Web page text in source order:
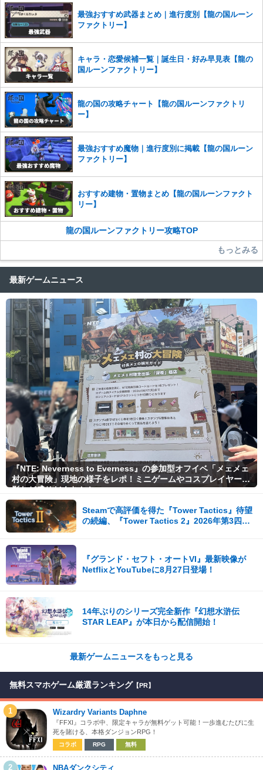
※一度削除したコメントは復元ができませんのでご注意くだ
さい。
また、過度な利用規約の違反や、弊社に損害の及ぶ内容の書き込みがあ
った場合は、法的措置をとらせていただく場合もございますので、あら
かじめご理解くださいませ。
最強おすすめ武器まとめ｜進行度別【龍の国ルーン
ファクトリー】
キャラ・恋愛候補一覧｜誕生日・好み早見表【龍の
国ルーンファクトリー】
龍の国の攻略チャート【龍の国ルーンファクトリ
ー】
最強おすすめ魔物｜進行度別に掲載【龍の国ルーン
ファクトリー】
おすすめ建物・置物まとめ【龍の国ルーンファクト
リー】
龍の国ルーンファクトリー攻略TOP
もっとみる
最新ゲームニュース
『NTE: Neverness to Everness』の参加型オフイベ「メェメェ
村の大冒険」現地の様子をレポ！ミニゲームやコスプレイヤー撮
影など盛りだくさん！
Steamで高評価を得た『Tower Tactics』待望
の続編、『Tower Tactics 2』2026年第3四半
『グランド・セフト・オートVI』最新映像が
NetflixとYouTubeに8月27日登場！
14年ぶりのシリーズ完全新作『幻想水滸伝
STAR LEAP』が本日から配信開始！
最新ゲームニュースをもっと見る
無料スマホゲーム厳選ランキング 【PR】
1 Wizardry Variants Daphne
『FFXI』コラボ中、限定キャラが無料ゲット可能！一歩進むたびに生
死を賭ける、本格ダンジョンRPG！
コラボ RPG 無料
2 NBAダンクシティ